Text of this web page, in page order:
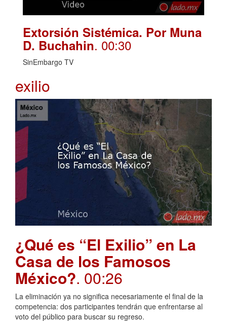
Extorsión Sistémica. Por Muna
D. Buchahin. 00:30
SinEmbargo TV
exilio
¿Qué es “El Exilio” en La
Casa de los Famosos
México?. 00:26
La eliminación ya no significa necesariamente el final de la
competencia: dos participantes tendrán que enfrentarse al
voto del público para buscar su regreso.